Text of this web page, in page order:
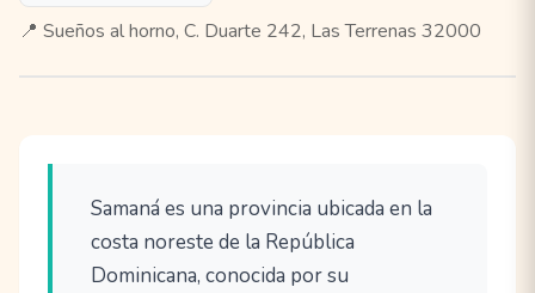
📍 Sueños al horno, C. Duarte 242, Las Terrenas 32000
Samaná es una provincia ubicada en la
costa noreste de la República
Dominicana, conocida por su